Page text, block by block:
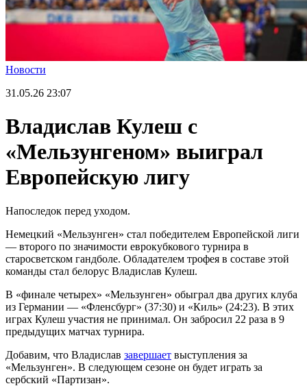
Новости
31.05.26 23:07
Владислав Кулеш с
«Мельзунгеном» выиграл
Европейскую лигу
Напоследок перед уходом.
Немецкий «Мельзунген» стал победителем Европейской лиги
— второго по значимости еврокубкового турнира в
старосветском гандболе. Обладателем трофея в составе этой
команды стал белорус Владислав Кулеш.
В «финале четырех» «Мельзунген» обыграл два других клуба
из Германии — «Фленсбург» (37:30) и «Киль» (24:23). В этих
играх Кулеш участия не принимал. Он забросил 22 раза в 9
предыдущих матчах турнира.
Добавим, что Владислав завершает выступления за
«Мельзунген». В следующем сезоне он будет играть за
сербский «Партизан».